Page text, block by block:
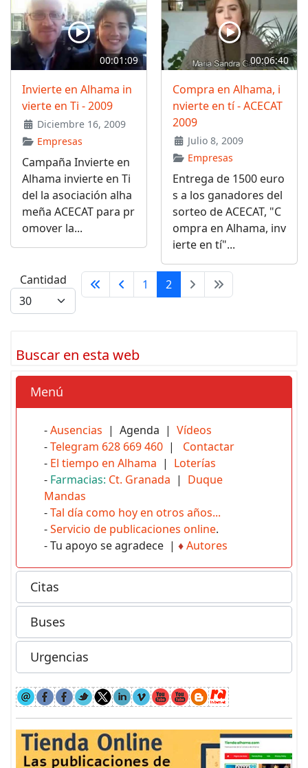
00:01:09
Invierte en Alhama in
vierte en Ti - 2009
Diciembre 16, 2009
Empresas
Campaña Invierte en
Alhama invierte en Ti
del la asociación alha
meña ACECAT para pr
omover la...
00:06:40
Compra en Alhama, i
nvierte en tí - ACECAT
2009
Julio 8, 2009
Empresas
Entrega de 1500 euro
s a los ganadores del
sorteo de ACECAT, "C
ompra en Alhama, inv
ierte en tí"...
Cantidad 1 2
Buscar en esta web
Menú
-Ausencias | Agenda | Vídeos
-Telegram 628 669 460 | Contactar
- El tiempo en Alhama | Loterías
- Farmacias: Ct. Granada | Duque
Mandas
-Tal día como hoy en otros años...
-Servicio de publicaciones online.
- Tu apoyo se agradece | ♦Autores
Citas
Buses
Urgencias